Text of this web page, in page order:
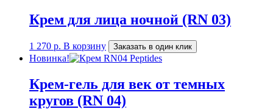
Крем для лица ночной (RN 03)
1 270 р. В корзину Заказать в один клик
Новинка!
Крем-гель для век от темных
кругов (RN 04)